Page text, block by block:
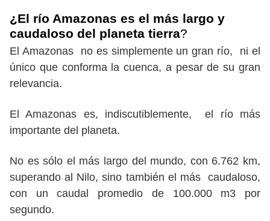
¿El río Amazonas es el más largo y
caudaloso del planeta tierra?
El Amazonas no es simplemente un gran río, ni el
único que conforma la cuenca, a pesar de su gran
relevancia.
El Amazonas es, indiscutiblemente, el río más
importante del planeta.
No es sólo el más largo del mundo, con 6.762 km,
superando al Nilo, sino también el más caudaloso,
con un caudal promedio de 100.000 m3 por
segundo.